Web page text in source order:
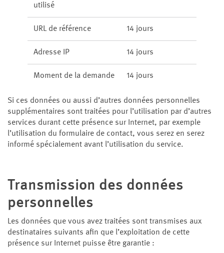
utilisé
URL de référence 14 jours
Adresse IP 14 jours
Moment de la demande 14 jours
Si ces données ou aussi d’autres données personnelles
supplémentaires sont traitées pour l’utilisation par d’autres
services durant cette présence sur Internet, par exemple
l’utilisation du formulaire de contact, vous serez en serez
informé spécialement avant l’utilisation du service.
Transmission des données
personnelles
Les données que vous avez traitées sont transmises aux
destinataires suivants afin que l’exploitation de cette
présence sur Internet puisse être garantie :